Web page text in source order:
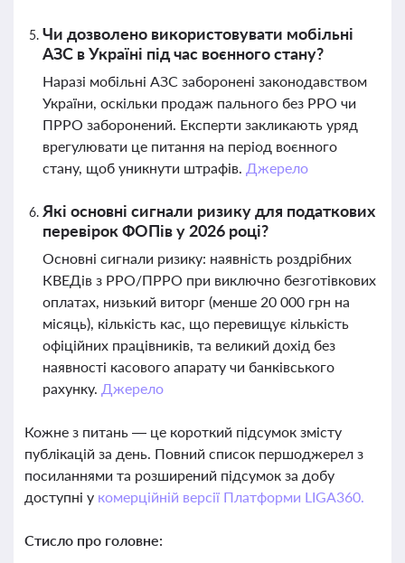
Чи дозволено використовувати мобільні
АЗС в Україні під час воєнного стану?
Наразі мобільні АЗС заборонені законодавством
України, оскільки продаж пального без РРО чи
ПРРО заборонений. Експерти закликають уряд
врегулювати це питання на період воєнного
стану, щоб уникнути штрафів. Джерело
Які основні сигнали ризику для податкових
перевірок ФОПів у 2026 році?
Основні сигнали ризику: наявність роздрібних
КВЕДів з РРО/ПРРО при виключно безготівкових
оплатах, низький виторг (менше 20 000 грн на
місяць), кількість кас, що перевищує кількість
офіційних працівників, та великий дохід без
наявності касового апарату чи банківського
рахунку. Джерело
Кожне з питань — це короткий підсумок змісту
публікацій за день. Повний список першоджерел з
посиланнями та розширений підсумок за добу
доступні у комерційній версії Платформи LIGA360.
Стисло про головне: